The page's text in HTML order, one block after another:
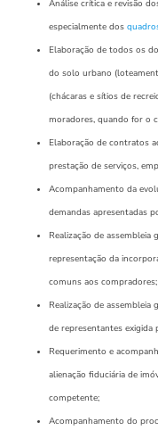
Análise crítica e revisão
especialmente dos
Elaboração de todos os
do solo urbano
(chácaras e sítios de
moradores, quando for o
Elaboração de contratos
prestação de serviços,
Acompanhamento da
demandas apresentadas
Realização de
representação da
comuns aos compradores;
Realização de
de representantes exigida
Requerimento e
alienação fiduciária de
competente;
Acompanhamento do